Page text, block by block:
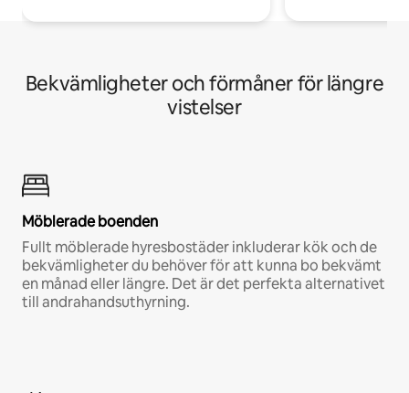
Bekvämligheter och förmåner för längre
vistelser
Möblerade boenden
Fullt möblerade hyresbostäder inkluderar kök och de
bekvämligheter du behöver för att kunna bo bekvämt
en månad eller längre. Det är det perfekta alternativet
till andrahandsuthyrning.